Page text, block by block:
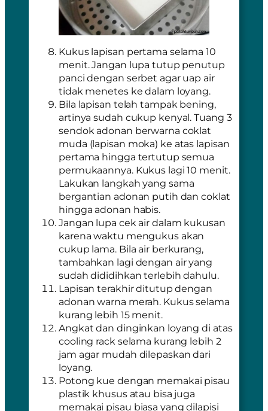
Kukus lapisan pertama selama 10
menit. Jangan lupa tutup penutup
panci dengan serbet agar uap air
tidak menetes ke dalam loyang.
Bila lapisan telah tampak bening,
artinya sudah cukup kenyal. Tuang 3
sendok adonan berwarna coklat
muda (lapisan moka) ke atas lapisan
pertama hingga tertutup semua
permukaannya. Kukus lagi 10 menit.
Lakukan langkah yang sama
bergantian adonan putih dan coklat
hingga adonan habis.
Jangan lupa cek air dalam kukusan
karena waktu mengukus akan
cukup lama. Bila air berkurang,
tambahkan lagi dengan air yang
sudah dididihkan terlebih dahulu.
Lapisan terakhir ditutup dengan
adonan warna merah. Kukus selama
kurang lebih 15 menit.
Angkat dan dinginkan loyang di atas
cooling rack selama kurang lebih 2
jam agar mudah dilepaskan dari
loyang.
Potong kue dengan memakai pisau
plastik khusus atau bisa juga
memakai pisau biasa yang dilapisi